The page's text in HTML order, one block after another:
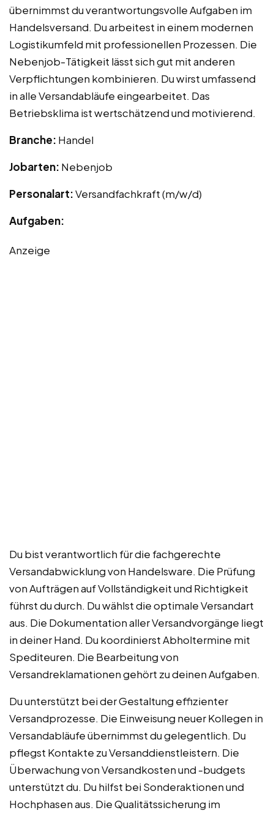
übernimmst du verantwortungsvolle Aufgaben im
Handelsversand. Du arbeitest in einem modernen
Logistikumfeld mit professionellen Prozessen. Die
Nebenjob-Tätigkeit lässt sich gut mit anderen
Verpflichtungen kombinieren. Du wirst umfassend
in alle Versandabläufe eingearbeitet. Das
Betriebsklima ist wertschätzend und motivierend.
Branche: Handel
Jobarten: Nebenjob
Personalart:Versandfachkraft (m/w/d)
Aufgaben:
Anzeige
Du bist verantwortlich für die fachgerechte
Versandabwicklung von Handelsware. Die Prüfung
von Aufträgen auf Vollständigkeit und Richtigkeit
führst du durch. Du wählst die optimale Versandart
aus. Die Dokumentation aller Versandvorgänge liegt
in deiner Hand. Du koordinierst Abholtermine mit
Spediteuren. Die Bearbeitung von
Versandreklamationen gehört zu deinen Aufgaben.
Du unterstützt bei der Gestaltung effizienter
Versandprozesse. Die Einweisung neuer Kollegen in
Versandabläufe übernimmst du gelegentlich. Du
pflegst Kontakte zu Versanddienstleistern. Die
Überwachung von Versandkosten und -budgets
unterstützt du. Du hilfst bei Sonderaktionen und
Hochphasen aus. Die Qualitätssicherung im